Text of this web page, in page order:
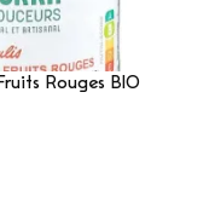
Rouges BIO